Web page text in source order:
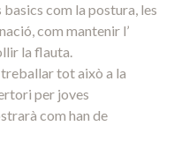
com la postura, les
com mantenir l’
la flauta.
tot això a la
per joves
com han de